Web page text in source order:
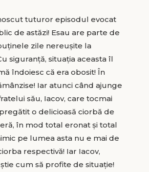
tuturor episodul evocat
de astăzi! Esau are parte de
zile nereușite la
siguranță, situația aceasta îl
îndoiesc că era obosit! În
Iar atunci când ajunge
său, Iacov, care tocmai
o delicioasă ciorbă de
în mod total eronat și total
pe lumea asta nu e mai de
respectivă! Iar Iacov,
cum să profite de situație!